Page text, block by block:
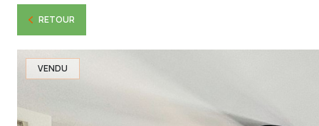
RETOUR
VENDU